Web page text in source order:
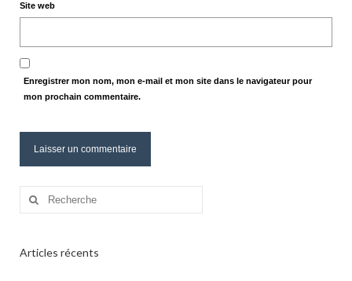
Site web
Enregistrer mon nom, mon e-mail et mon site dans le navigateur pour
mon prochain commentaire.
Rechercher
Articles récents